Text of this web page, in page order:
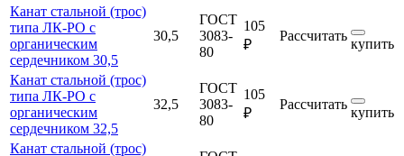
Канат стальной (трос)
типа ЛК-РО с
органическим
сердечником 30,5
30,5
ГОСТ
3083-
80
105
₽
Рассчитать
купить
Канат стальной (трос)
типа ЛК-РО с
органическим
сердечником 32,5
32,5
ГОСТ
3083-
80
105
₽
Рассчитать
купить
Канат стальной (трос)